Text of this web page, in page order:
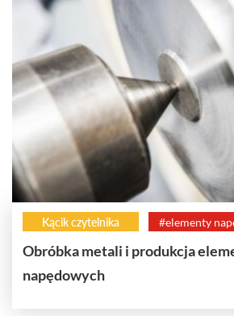
Kącik czytelnika #elementy
Obróbka metali i produkcja
napędowych